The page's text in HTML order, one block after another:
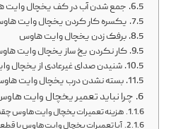
جمع شدن آب در کف یخچال وایت
یکسره کار کردن یخچال وایت
برفک زدن یخچال وایت هاوس
کار نکردن یخ ساز یخچال وایت
شنیدن صدای غیرعادی از یخچال
بسته نشدن درب یخچال وایت
چرا نباید تعمیر یخچال وایت
هزینه تعمیرات یخچال وایت هاوس
آیا تعمیرات یخچال وایت هاوس با